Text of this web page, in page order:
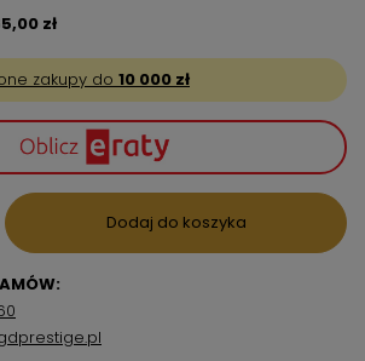
zł
zakupy do 10 000 zł
Dodaj do koszyka